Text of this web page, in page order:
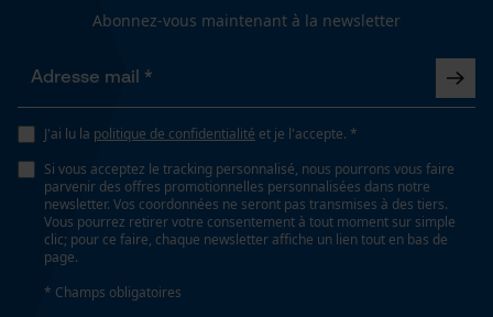
Abonnez-vous maintenant à la newsletter
J'ai lu la politique de confidentialité et je l'accepte. *
Si vous acceptez le tracking personnalisé, nous pourrons vous faire
parvenir des offres promotionnelles personnalisées dans notre
newsletter. Vos coordonnées ne seront pas transmises à des tiers.
Vous pourrez retirer votre consentement à tout moment sur simple
clic; pour ce faire, chaque newsletter affiche un lien tout en bas de
page.
* Champs obligatoires